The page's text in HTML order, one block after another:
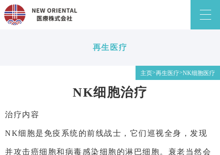
再生医疗
主页>再生医疗>NK细胞医疗
NK细胞治疗
治疗内容
NK细胞是免疫系统的前线战士，它们巡视全身，发现
并攻击癌细胞和病毒感染细胞的淋巴细胞。衰老当然会